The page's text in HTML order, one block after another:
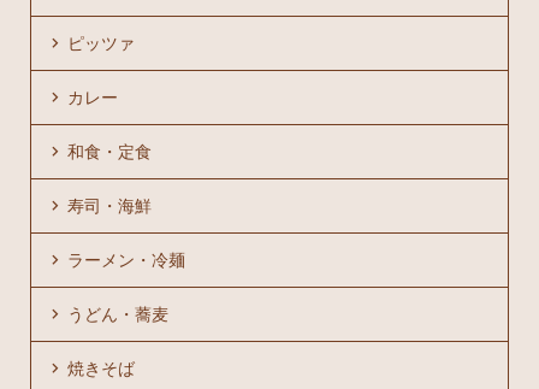
ピッツァ
カレー
和食・定食
寿司・海鮮
ラーメン・冷麺
うどん・蕎麦
焼きそば